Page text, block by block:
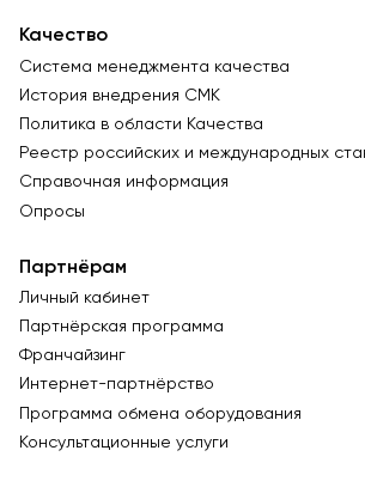
Качество
Система менеджмента качества
История внедрения СМК
Политика в области Качества
Реестр российских и международных
Справочная информация
Опросы
Партнёрам
Личный кабинет
Партнёрская программа
Франчайзинг
Интернет-партнёрство
Программа обмена оборудования
Консультационные услуги